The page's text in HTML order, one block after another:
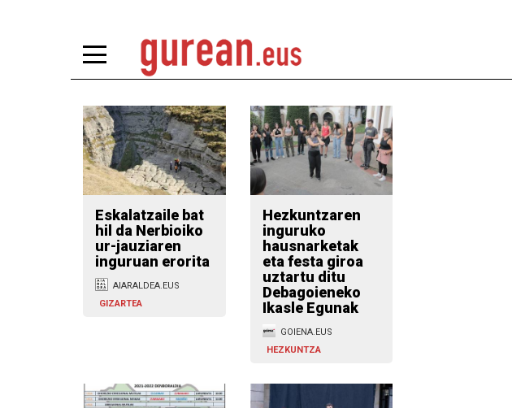
Eskalatzaile bat
hil da Nerbioiko
ur-jauziaren
inguruan erorita
AIARALDEA.EUS
GIZARTEA
Hezkuntzaren
inguruko
hausnarketak
eta festa giroa
uztartu ditu
Debagoieneko
Ikasle Egunak
GOIENA.EUS
HEZKUNTZA